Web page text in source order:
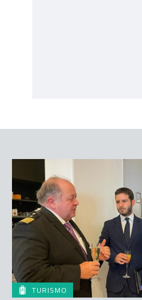
TURISMO